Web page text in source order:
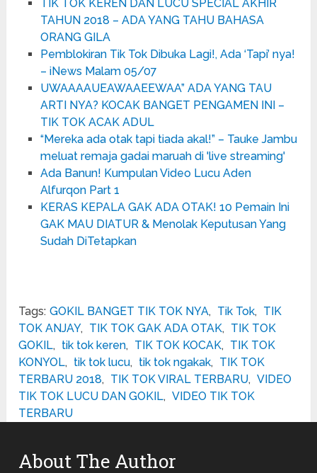
TIK TOK KEREN DAN LUCU SPECIAL AKHIR
TAHUN 2018 – ADA YANG TAHU BAHASA
ORANG GILA
Pemblokiran Tik Tok Dibuka Lagi!, Ada ‘Tapi’ nya!
– iNews Malam 05/07
UWAAAAUEAWAAEEWAA” ADA YANG TAU
ARTI NYA? KOCAK BANGET PENGAMEN INI –
TIK TOK ACAK ADUL
“Mereka ada otak tapi tiada akal!” – Tauke Jambu
meluat remaja gadai maruah di 'live streaming'
Ada Banun! Kumpulan Video Lucu Aden
Alfurqon Part 1
KERAS KEPALA GAK ADA OTAK! 10 Pemain Ini
GAK MAU DIATUR & Menolak Keputusan Yang
Sudah DiTetapkan
Tags: GOKIL BANGET TIK TOK NYA, Tik Tok, TIK
TOK ANJAY, TIK TOK GAK ADA OTAK, TIK TOK
GOKIL, tik tok keren, TIK TOK KOCAK, TIK TOK
KONYOL, tik tok lucu, tik tok ngakak, TIK TOK
TERBARU 2018, TIK TOK VIRAL TERBARU, VIDEO
TIK TOK LUCU DAN GOKIL, VIDEO TIK TOK
TERBARU
About The Author